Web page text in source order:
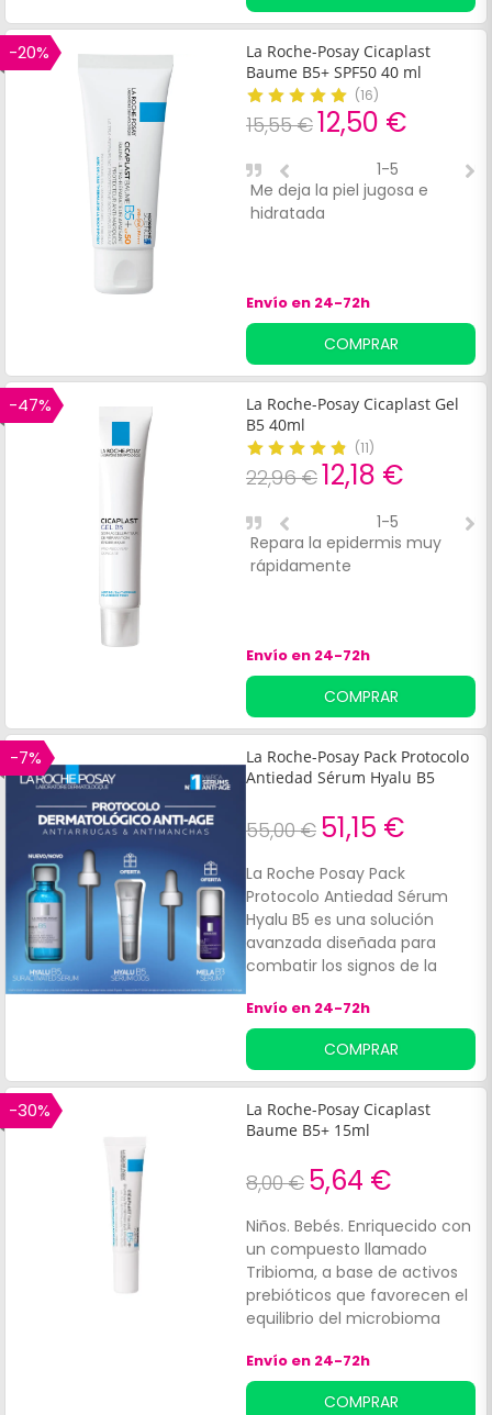
o en situaciones de
agresiones externas, como la
exposición prolongada al frío
o al sol.
-20%
La Roche-Posay Cicaplast
Baume B5+ SPF50 40 ml
(16)
15,55 €12,50 €
Me deja la piel jugosa e
hidratada
1-5
Envío en 24-72h
COMPRAR
-47%
La Roche-Posay Cicaplast Gel
B5 40ml
(11)
22,96 €12,18 €
Repara la epidermis muy
rápidamente
1-5
Envío en 24-72h
COMPRAR
-7%
La Roche-Posay Pack Protocolo
Antiedad Sérum Hyalu B5
55,00 € 51,15 €
La Roche Posay Pack
Protocolo Antiedad Sérum
Hyalu B5 es una solución
avanzada diseñada para
combatir los signos de la
enfocándose en las arrugas y
la pérdida de volumen. Este
pack es adecuado para todo
tipo de piel, incluidas las más
sensibles, ofreciendo una piel
más firme, hidratada y
Envío en 24-72h
COMPRAR
-30%
La Roche-Posay Cicaplast
Baume B5+ 15ml
8,00 € 5,64 €
Niños. Bebés. Enriquecido con
un compuesto llamado
Tribioma, a base de activos
prebióticos que favorecen el
equilibrio del microbioma
para:Adultos.
Envío en 24-72h
COMPRAR